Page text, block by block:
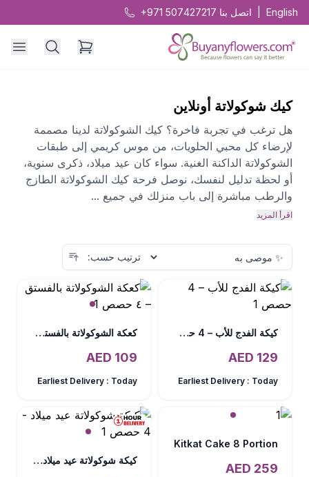
English اتصل بنا +971 507427217
كيك شوكولاتة أونلاين
هل ترغب في تجربة فاخرة؟ كيك الشوكولاتة لدينا مصممة
لإرضاء كل محبي الحلويات، من موس كريمي إلى طبقات
الشوكولاتة الداكنة الغنية. سواء كان عيد ميلاد، ذكرى سنوية،
أو لحظة تدليل لنفسك، نوصل فرحة كيك الشوكولاتة الطازج
والرطب مباشرة إلى باب منزلك في جميع ...
اقرأ المزيد
ترتيب حسب:
كيكة الفدج للأب – 4 حصص
129
Earliest Delivery : Today
كعكة الشوكولاتة بالفستق – ٤ حصص
109
Earliest Delivery : Today
Kitkat Cake 8 Portion
259
كيكة شوكولاتة عيد ميلاد - 4 حصص